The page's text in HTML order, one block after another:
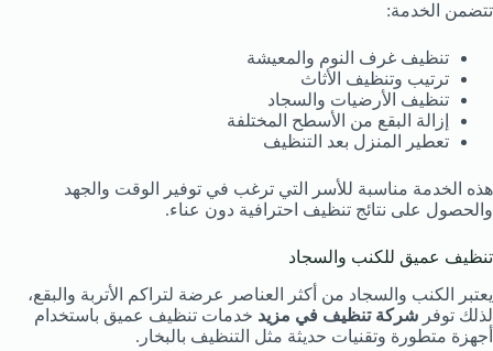
تتضمن الخدمة:
تنظيف غرف النوم والمعيشة
ترتيب وتنظيف الأثاث
تنظيف الأرضيات والسجاد
إزالة البقع من الأسطح المختلفة
تعطير المنزل بعد التنظيف
هذه الخدمة مناسبة للأسر التي ترغب في توفير الوقت والجهد
والحصول على نتائج تنظيف احترافية دون عناء.
تنظيف عميق للكنب والسجاد
يعتبر الكنب والسجاد من أكثر العناصر عرضة لتراكم الأتربة والبقع،
لذلك توفر شركة تنظيف في مزيد خدمات تنظيف عميق باستخدام
أجهزة متطورة وتقنيات حديثة مثل التنظيف بالبخار.